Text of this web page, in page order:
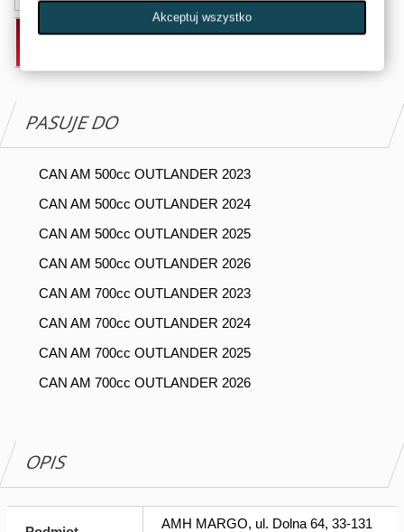
PASUJE DO
CAN AM 500cc OUTLANDER 2023
CAN AM 500cc OUTLANDER 2024
CAN AM 500cc OUTLANDER 2025
CAN AM 500cc OUTLANDER 2026
CAN AM 700cc OUTLANDER 2023
CAN AM 700cc OUTLANDER 2024
CAN AM 700cc OUTLANDER 2025
CAN AM 700cc OUTLANDER 2026
OPIS
AMH MARGO, ul. Dolna 64, 33-131
Akceptuj wszystko